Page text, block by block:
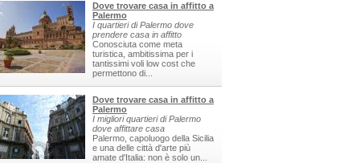
Dove trovare casa in affitto a
Palermo
I quartieri di Palermo dove
prendere casa in affitto
Conosciuta come meta
turistica, ambitissima per i
tantissimi voli low cost che
permettono di...
Dove trovare casa in affitto a
Palermo
I migliori quartieri di Palermo
dove affittare casa
Palermo, capoluogo della Sicilia
e una delle città d'arte più
amate d'Italia: non è solo un...